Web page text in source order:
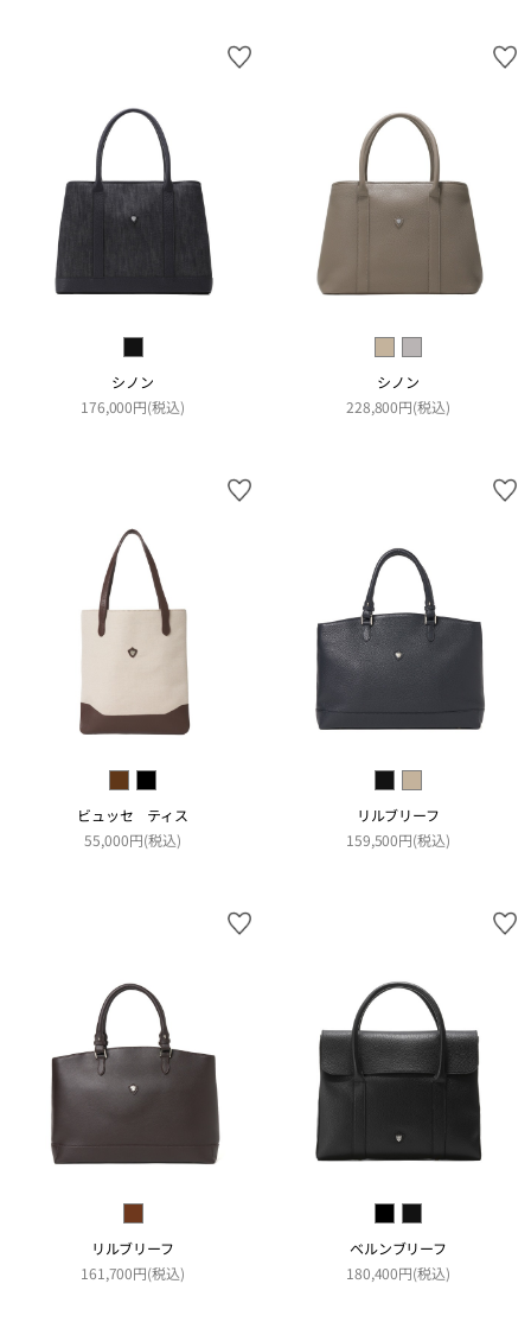
シノン
176,000円(税込)
シノン
228,800円(税込)
ビュッセ ティス
55,000円(税込)
リルブリーフ
159,500円(税込)
リルブリーフ
161,700円(税込)
ベルンブリーフ
180,400円(税込)